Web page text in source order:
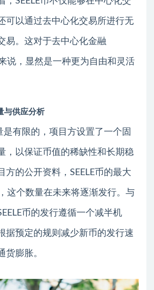
可以通过去中心化交易所进行无
易。这对于去中心化金融
说，显然是一种更为自由和灵活
与供应分析
是有限的，项目方设置了一个固
，以保证币值的稀缺性和长期稳
方的公开资料，SEELE币的最大
这个数量在未来将逐渐发行。与
币的发行遵循一个减半机
据预定的规则减少新币的发行速
货膨胀。